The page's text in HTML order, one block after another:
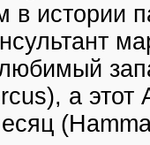
в истории
а этот